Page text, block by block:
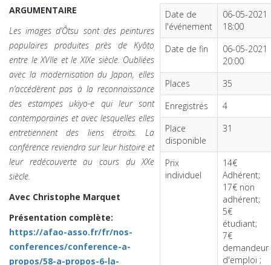
ARGUMENTAIRE
Les images d’Ôtsu sont des peintures
populaires produites près de Kyôto
entre le XVIIe et le XIXe siècle. Oubliées
avec la modernisation du Japon, elles
n’accédèrent pas à la reconnaissance
des estampes ukiyo-e qui leur sont
contemporaines et avec lesquelles elles
entretiennent des liens étroits. La
conférence reviendra sur leur histoire et
leur redécouverte au cours du XXe
siècle.
Avec Christophe Marquet
Présentation complète:
https://afao-asso.fr/fr/nos-
conferences/conference-a-
propos/58-a-propos-6-la-
Date de
l'événement
06-05-2021
18:00
Date de fin
06-05-2021
20:00
Places
35
Enregistrés
4
Place
disponible
31
Prix
individuel
14€
Adhérent;
17€ non
adhérent;
5€
étudiant;
7€
demandeur
d'emploi ;